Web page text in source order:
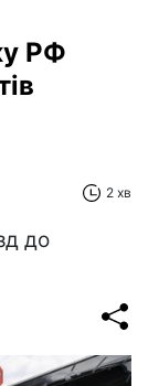
РФ
2 хв
до